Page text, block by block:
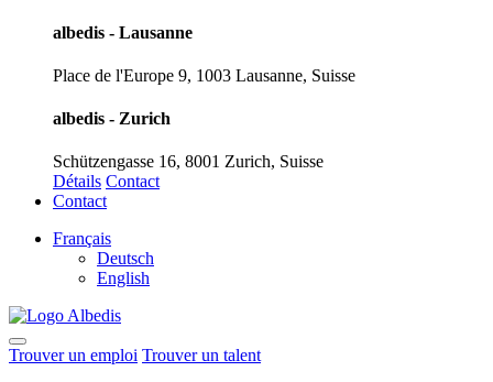
albedis - Lausanne
Place de l'Europe 9, 1003 Lausanne, Suisse
albedis - Zurich
Schützengasse 16, 8001 Zurich, Suisse
Détails Contact
Contact
Français
Deutsch
English
Trouver un emploi Trouver un talent